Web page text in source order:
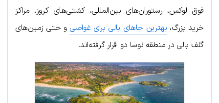
فوق لوکس، رستوران‌های بین‌المللی، کشتی‌های کروز، مراکز
خرید بزرگ، بهترین جاهای بالی برای غواصی و حتی زمین‌های
گلف بالی در منطقه نوسا دوا قرار گرفته‌اند.